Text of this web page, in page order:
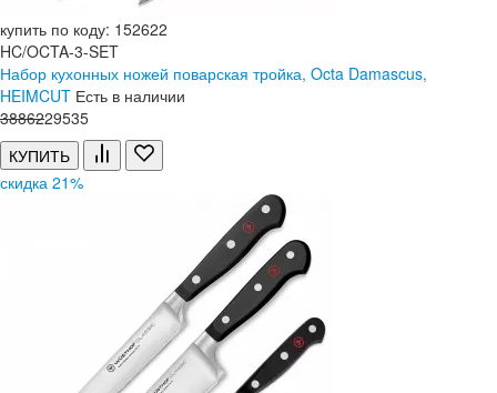
купить по коду: 152622
HC/OCTA-3-SET
Набор кухонных ножей поварская тройка, Octa Damascus,
HEIMCUT Есть в наличии
3886229535
КУПИТЬ
скидка 21%